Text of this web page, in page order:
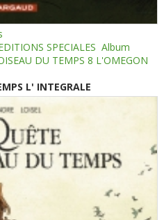
SPECIALES Album
DU TEMPS 8 L'OMEGON
L' INTEGRALE